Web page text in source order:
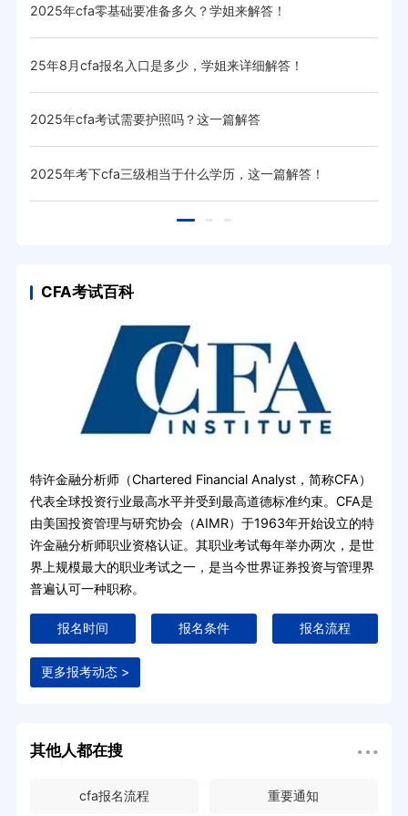
2025年cfa零基础要准备多久？学姐来解答！
25年8月cfa报名入口是多少，学姐来详细解答！
2025年cfa考试需要护照吗？这一篇解答
2025年考下cfa三级相当于什么学历，这一篇解答！
CFA考试百科
特许金融分析师（Chartered Financial Analyst，简称CFA）
代表全球投资行业最高水平并受到最高道德标准约束。CFA是
由美国投资管理与研究协会（AIMR）于1963年开始设立的特
许金融分析师职业资格认证。其职业考试每年举办两次，是世
界上规模最大的职业考试之一，是当今世界证券投资与管理界
普遍认可一种职称。
报名时间 报名条件 报名流程
更多报考动态 >
其他人都在搜
cfa报名流程 重要通知